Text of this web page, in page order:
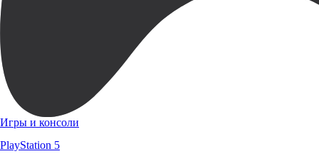
Игры и консоли
PlayStation 5